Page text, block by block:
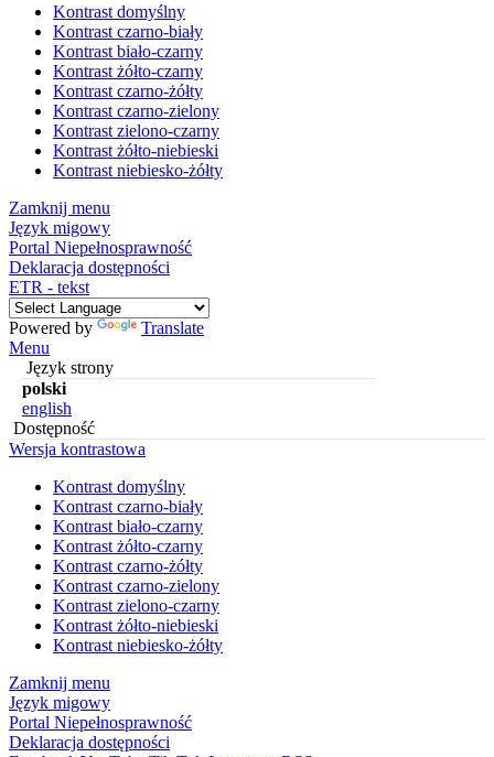
Kontrast domyślny
Kontrast czarno-biały
Kontrast biało-czarny
Kontrast żółto-czarny
Kontrast czarno-żółty
Kontrast czarno-zielony
Kontrast zielono-czarny
Kontrast żółto-niebieski
Kontrast niebiesko-żółty
Zamknij menu
Język migowy
Portal Niepełnosprawność
Deklaracja dostępności
ETR - tekst
Powered by
Translate
Menu
Język strony
polski
english
Dostępność
Wersja kontrastowa
Kontrast domyślny
Kontrast czarno-biały
Kontrast biało-czarny
Kontrast żółto-czarny
Kontrast czarno-żółty
Kontrast czarno-zielony
Kontrast zielono-czarny
Kontrast żółto-niebieski
Kontrast niebiesko-żółty
Zamknij menu
Język migowy
Portal Niepełnosprawność
Deklaracja dostępności